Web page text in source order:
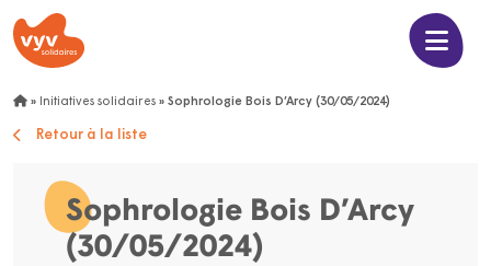
» Initiatives solidaires » Sophrologie Bois D’Arcy (30/05/2024)
Retour à la liste
Sophrologie Bois D’Arcy
(30/05/2024)